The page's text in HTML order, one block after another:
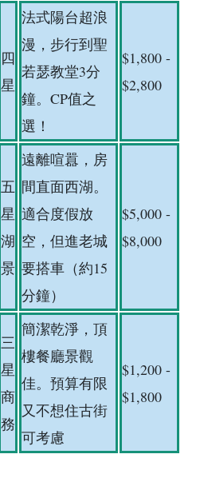
四
星
法式陽台超浪
漫，步行到聖
若瑟教堂3分
鐘。CP值之
選！
$1,800 -
$2,800
五
星
湖
景
遠離喧囂，房
間直面西湖。
適合度假放
空，但進老城
要搭車（約15
分鐘）
$5,000 -
$8,000
三
星
商
務
簡潔乾淨，頂
樓餐廳景觀
佳。預算有限
又不想住古街
可考慮
$1,200 -
$1,800